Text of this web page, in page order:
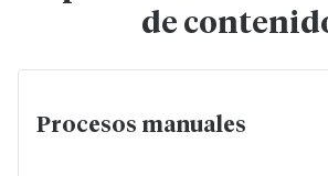
de
Procesos manuales